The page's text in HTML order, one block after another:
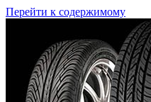
Перейти к содержимому